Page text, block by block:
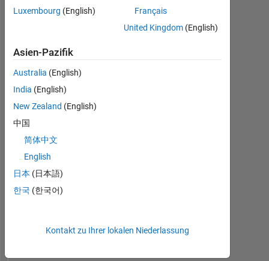
BEITRÄGE 10
-4
-2
2
4
6
8
10
30 25
15
-5
-10
RANG
438
Luxembourg (English)
Français
United Kingdom (English)
Asien-Pazifik
Australia (English)
India (English)
New Zealand (English)
中国
简体中文
English
日本 (日本語)
한국 (한국어)
Kontakt zu Ihrer lokalen Niederlassung